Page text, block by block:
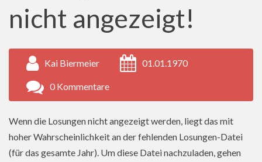
nicht angezeigt!
Kai Biermeier 01.01.1970
0 Kommentare
Wenn die Losungen nicht angezeigt werden, liegt das mit
hoher Wahrscheinlichkeit an der fehlenden Losungen-Datei
(für das gesamte Jahr). Um diese Datei nachzuladen, gehen